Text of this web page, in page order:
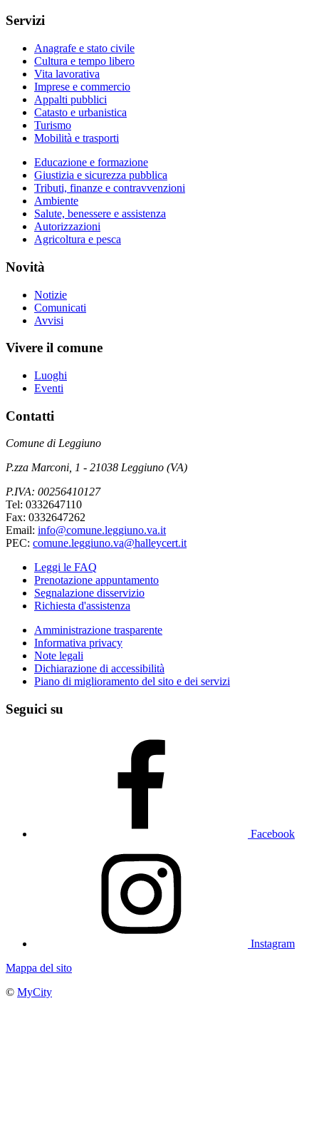
Servizi
Anagrafe e stato civile
Cultura e tempo libero
Vita lavorativa
Imprese e commercio
Appalti pubblici
Catasto e urbanistica
Turismo
Mobilità e trasporti
Educazione e formazione
Giustizia e sicurezza pubblica
Tributi, finanze e contravvenzioni
Ambiente
Salute, benessere e assistenza
Autorizzazioni
Agricoltura e pesca
Novità
Notizie
Comunicati
Avvisi
Vivere il comune
Luoghi
Eventi
Contatti
Comune di Leggiuno
P.zza Marconi, 1 - 21038 Leggiuno (VA)
P.IVA: 00256410127
Tel: 0332647110
Fax: 0332647262
Email: info@comune.leggiuno.va.it
PEC: comune.leggiuno.va@halleycert.it
Leggi le FAQ
Prenotazione appuntamento
Segnalazione disservizio
Richiesta d'assistenza
Amministrazione trasparente
Informativa privacy
Note legali
Dichiarazione di accessibilità
Piano di miglioramento del sito e dei servizi
Seguici su
Facebook
Instagram
Mappa del sito
© MyCity